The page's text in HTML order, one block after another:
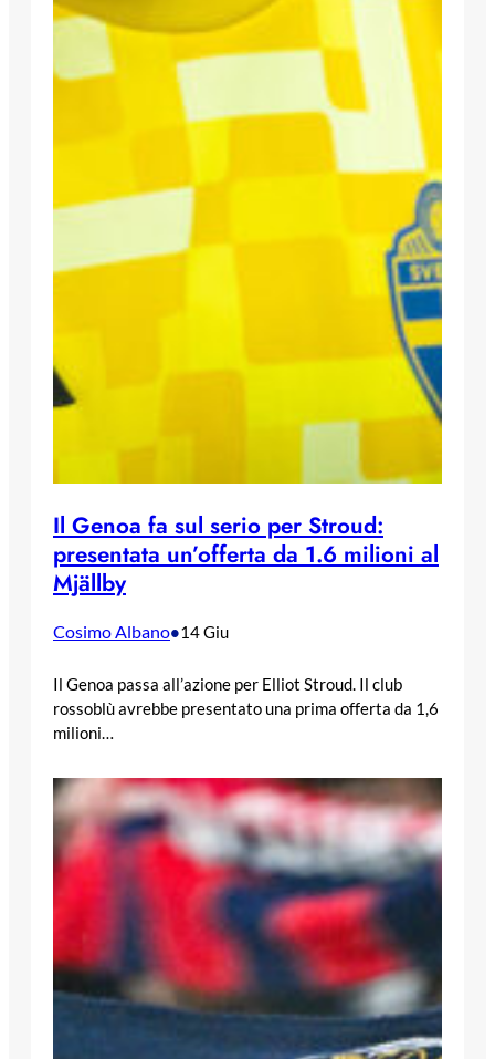
Il Genoa fa sul serio per Stroud:
presentata un’offerta da 1.6 milioni al
Mjällby
Cosimo Albano•14 Giu
Il Genoa passa all’azione per Elliot Stroud. Il club
rossoblù avrebbe presentato una prima offerta da 1,6
milioni…